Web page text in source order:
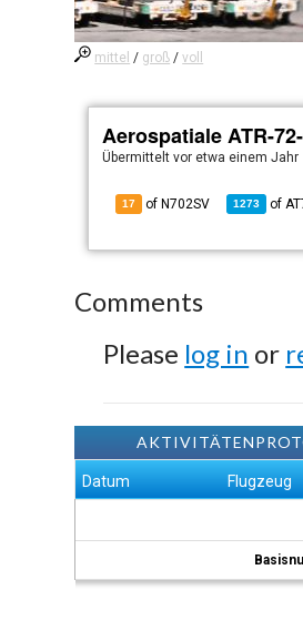
mittel / groß /voll
Aerospatiale ATR-
Übermitteltvor etwa einem Jahr
17 of N702SV 1273 of
Comments
Please log in or
Datum Flugzeug